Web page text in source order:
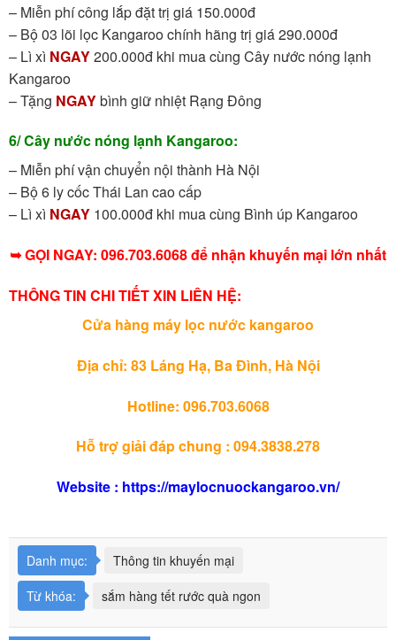
– Miễn phí công lắp đặt trị giá 150.000đ
– Bộ 03 lõi lọc Kangaroo chính hãng trị giá 290.000đ
– Lì xì NGAY200.000đ khi mua cùng Cây nước nóng lạnh
Kangaroo
– Tặng NGAYbình giữ nhiệt Rạng Đông
6/ Cây nước nóng lạnh Kangaroo:
– Miễn phí vận chuyển nội thành Hà Nội
– Bộ 6 ly cốc Thái Lan cao cấp
– Lì xì NGAY 100.000đ khi mua cùng Bình úp Kangaroo
➥ GỌI NGAY: 096.703.6068 để nhận khuyến mại lớn nhất
THÔNG TIN CHI TIẾT XIN LIÊN HỆ:
Cửa hàng máy lọc nước kangaroo
Địa chỉ: 83 Láng Hạ, Ba Đình, Hà Nội
Hotline: 096.703.6068
Hỗ trợ giải đáp chung : 094.3838.278
Website : https://maylocnuockangaroo.vn/
Danh mục:
Thông tin khuyến mại
Từ khóa:
sắm hàng tết rước quà ngon